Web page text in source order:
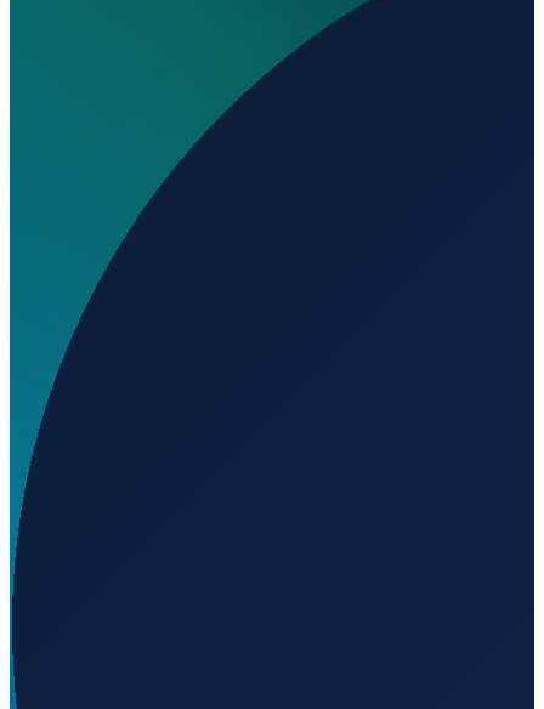
Wo liegt Aeroboero Airport?
Auf welcher Höhe liegt Aeroboero Airport?
Wird geladen...
-30.72860
Buenos Aires